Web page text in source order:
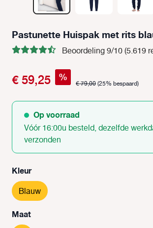
Pastunette Huispak met rits
Beoordeling 9/10 (5.619
€ 59,25 % € 79,00(25% bespaard)
Op voorraad
Vóór 16:00u besteld, dezelfde
verzonden
Selecteer
Kleur
Blauw
Selecteer
Maat